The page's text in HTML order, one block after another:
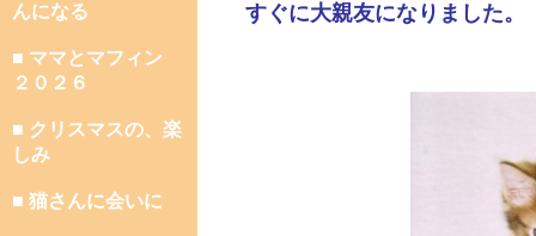
んになる
■ ママとマフィン
２０２６
■ クリスマスの、楽
しみ
■ 猫さんに会いに
すぐに大親友になりました。